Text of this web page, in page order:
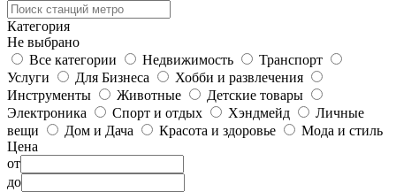
Категория
Не выбрано
Все категории
Недвижимость
Транспорт
Услуги
Для Бизнеса
Хобби и развлечения
Инструменты
Животные
Детские товары
Электроника
Спорт и отдых Хэндмейд
Личные
вещи
Дом и Дача Красота и здоровье
Мода и стиль
Цена
от
до